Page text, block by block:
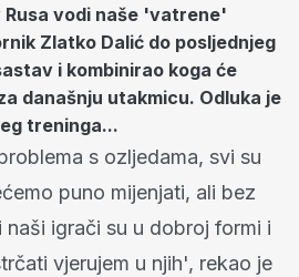
vodi naše 'vatrene'
Zlatko Dalić do posljednjeg
i kombinirao koga će
današnju utakmicu. Odluka je
treninga...
s ozljedama, svi su
puno mijenjati, ali bez
naši igrači su u dobroj formi i
vjerujem u njih', rekao je